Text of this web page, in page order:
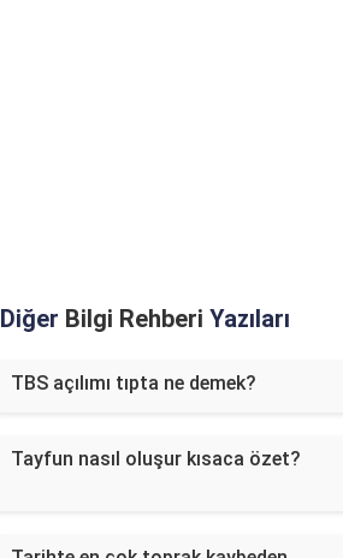
Diğer Bilgi Rehberi Yazıları
TBS açılımı tıpta ne demek?
Tayfun nasıl oluşur kısaca özet?